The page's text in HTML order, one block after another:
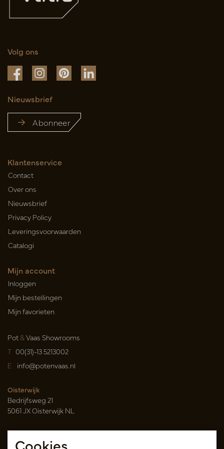
Volg ons
Nieuwsbrief
Abonneer
Klantenservice
Contact
Over ons
Nieuwsbrief
Privacy Policy
Leveringsvoorwaarden
Catalogi
Mijn account
Inloggen
Mijn bestellingen
Mijn favorieten
Pot&Vaas Showrooms
T 00(31)-13 5213002
E info@potenvaas.nl
Oisterwijk
Bedrijfsweg 21
5061 JX Oisterwijk NL
Openingstijden
Maandag t/m vrijdag 09.00-17.00 uur
Cookies